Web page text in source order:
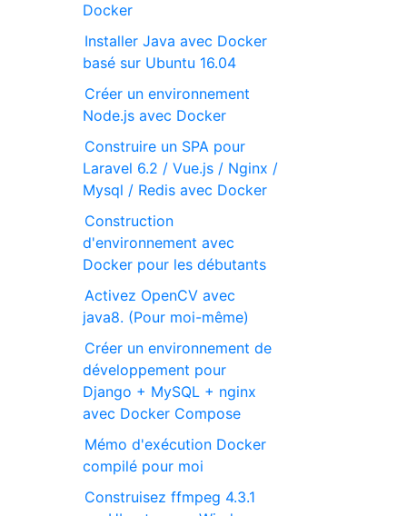
Docker
Installer Java avec Docker
basé sur Ubuntu 16.04
Créer un environnement
Node.js avec Docker
Construire un SPA pour
Laravel 6.2 / Vue.js / Nginx /
Mysql / Redis avec Docker
Construction
d'environnement avec
Docker pour les débutants
Activez OpenCV avec
java8. (Pour moi-même)
Créer un environnement de
développement pour
Django + MySQL + nginx
avec Docker Compose
Mémo d'exécution Docker
compilé pour moi
Construisez ffmpeg 4.3.1